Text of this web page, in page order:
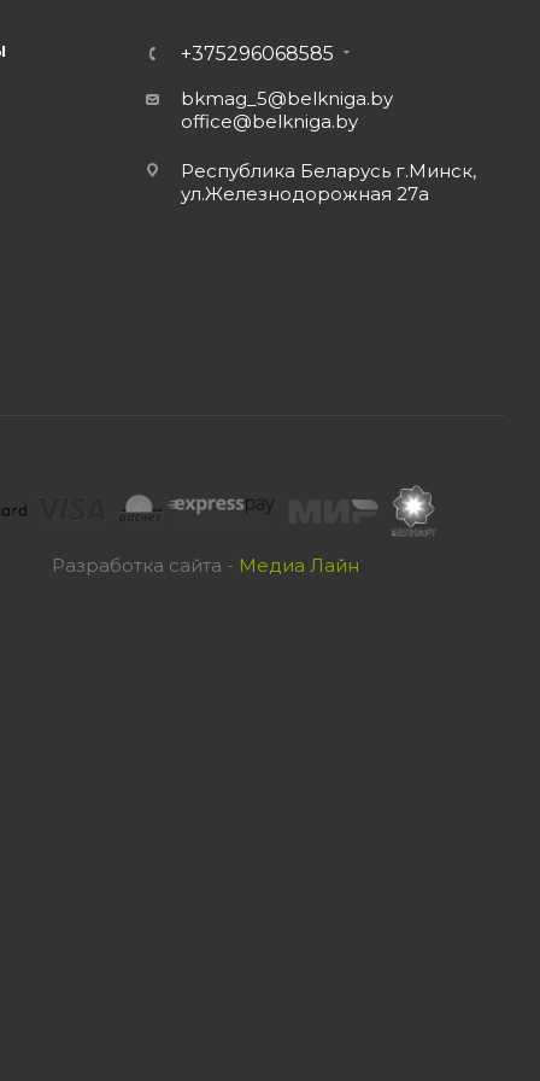
+375296068585
bkmag_5@belkniga.by
office@belkniga.by
Республика Беларусь г.Минск,
ул.Железнодорожная 27а
Разработка сайта - Медиа Лайн